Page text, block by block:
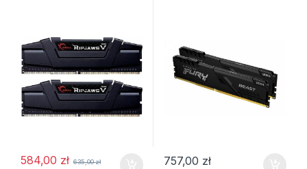
584,00 zł 635,00zł 757,00 zł